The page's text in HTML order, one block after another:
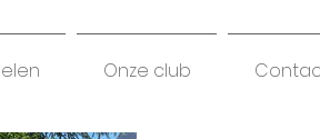
Onze club